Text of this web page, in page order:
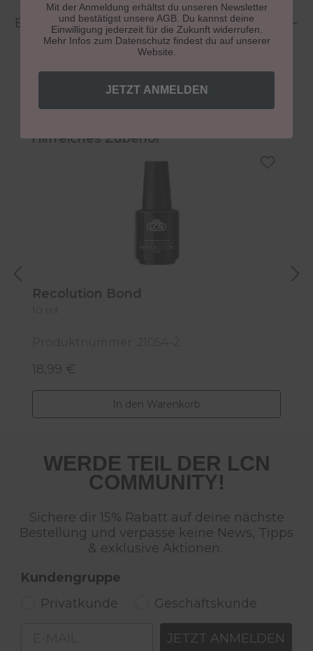
Bewertungen
Produktgalerie überspringen
Hilfreiches Zubehör
Recolution Bond
Produktnummer: 21054-2
Regulärer Preis:
18,99 €
In den Warenkorb
WERDE TEIL DER LCN
COMMUNITY!
Sichere dir 15% Rabatt auf deine nächste
Bestellung und verpasse keine News, Tipps
& exklusive Aktionen.
Kundengruppe
Privatkunde
Geschäftskunde
JETZT ANMELDEN
Mit der Anmeldung erhältst du unseren Newsletter
und bestätigst unsere AGB. Du kannst deine
Einwilligung jederzeit für die Zukunft widerrufen.
Mehr Infos zum Datenschutz findest du auf unserer
Website.
JETZT ANMELDEN